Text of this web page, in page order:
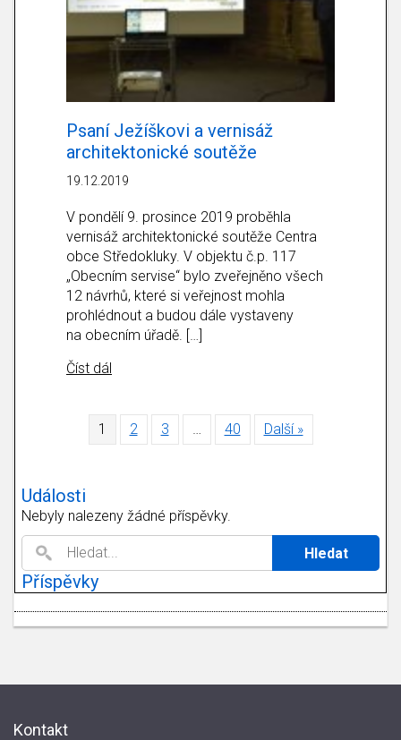
Psaní Ježíškovi a vernisáž
architektonické soutěže
19.12.2019
V pondělí 9. prosince 2019 proběhla
vernisáž architektonické soutěže Centra
obce Středokluky. V objektu č.p. 117
„Obecním servise“ bylo zveřejněno všech
12 návrhů, které si veřejnost mohla
prohlédnout a budou dále vystaveny
na obecním úřadě. […]
Číst dál
1 2 3 … 40 Další »
Události
Nebyly nalezeny žádné příspěvky.
Příspěvky
Kontakt